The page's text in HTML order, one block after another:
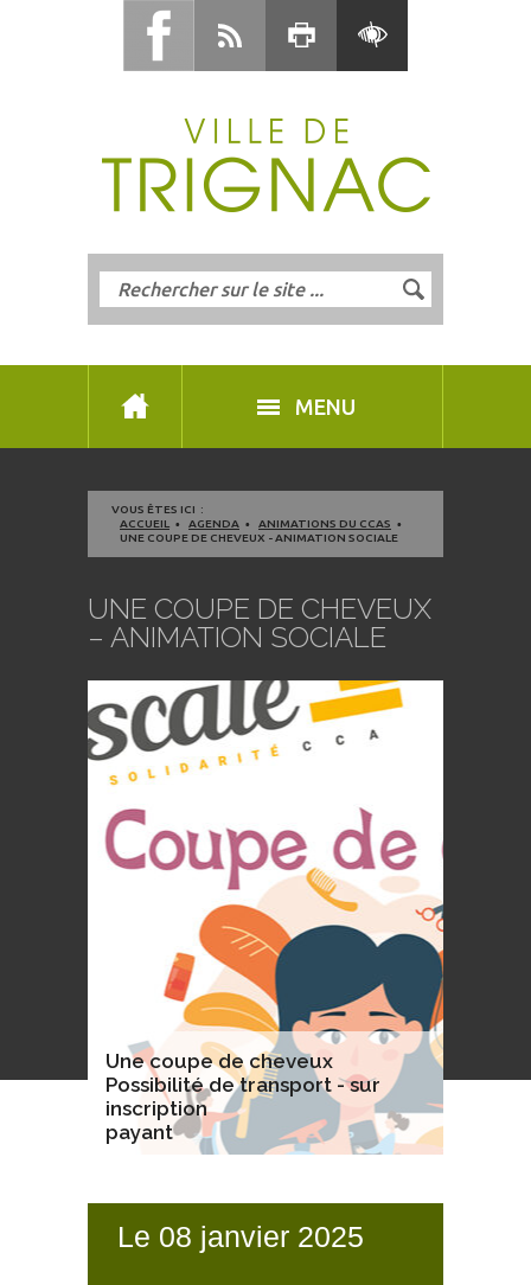
MENU
VOUS ÊTES ICI :
ACCUEIL
AGENDA
ANIMATIONS DU CCAS
UNE COUPE DE CHEVEUX - ANIMATION SOCIALE
UNE COUPE DE CHEVEUX
– ANIMATION SOCIALE
Une coupe de cheveux
Possibilité de transport - sur
inscription
payant
Le 08 janvier 2025